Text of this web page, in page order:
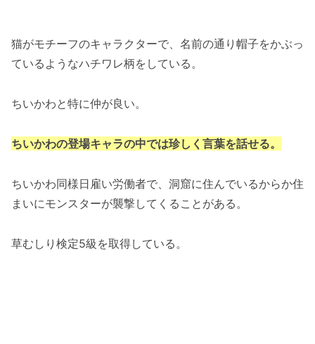
猫がモチーフのキャラクターで、名前の通り帽子をかぶっ
ているようなハチワレ柄をしている。
ちいかわと特に仲が良い。
ちいかわの登場キャラの中では珍しく言葉を話せる。
ちいかわ同様日雇い労働者で、洞窟に住んでいるからか住
まいにモンスターが襲撃してくることがある。
草むしり検定5級を取得している。